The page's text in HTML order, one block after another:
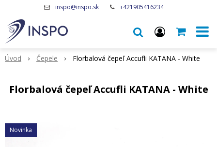
inspo@inspo.sk +421905416234
Úvod Čepele Florbalová čepeľ Accufli KATANA - White
Florbalová čepeľ Accufli KATANA - White
Novinka